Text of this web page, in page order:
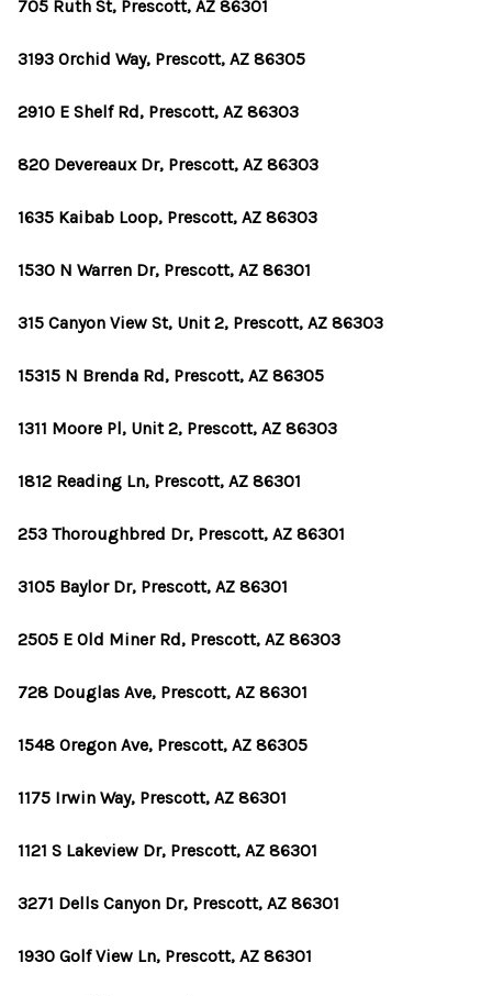
705 Ruth St, Prescott, AZ 86301
3193 Orchid Way, Prescott, AZ 86305
2910 E Shelf Rd, Prescott, AZ 86303
820 Devereaux Dr, Prescott, AZ 86303
1635 Kaibab Loop, Prescott, AZ 86303
1530 N Warren Dr, Prescott, AZ 86301
315 Canyon View St, Unit 2, Prescott, AZ 86303
15315 N Brenda Rd, Prescott, AZ 86305
1311 Moore Pl, Unit 2, Prescott, AZ 86303
1812 Reading Ln, Prescott, AZ 86301
253 Thoroughbred Dr, Prescott, AZ 86301
3105 Baylor Dr, Prescott, AZ 86301
2505 E Old Miner Rd, Prescott, AZ 86303
728 Douglas Ave, Prescott, AZ 86301
1548 Oregon Ave, Prescott, AZ 86305
1175 Irwin Way, Prescott, AZ 86301
1121 S Lakeview Dr, Prescott, AZ 86301
3271 Dells Canyon Dr, Prescott, AZ 86301
1930 Golf View Ln, Prescott, AZ 86301